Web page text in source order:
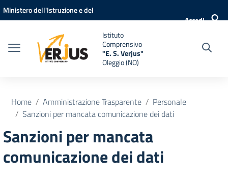
Vai ai contenuti
Vai al menu di navigazione
Vai al footer
Ministero dell'Istruzione e del
Accedi
Istituto
Comprensivo
"E. S. Verjus"
Oleggio (NO)
Home Amministrazione Trasparente
Personale
Sanzioni per mancata comunicazione dei dati
Sanzioni per mancata
comunicazione dei dati